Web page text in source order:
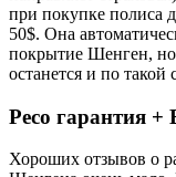
при покупке полиса
50$. Она
покрытие Шенген, но
останется и по такой
Ресо гарантия +
Хороших отзывов о